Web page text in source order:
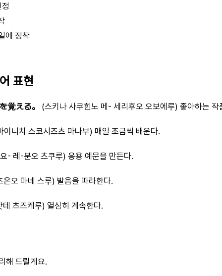
에 정착
표현
覚える。 (스키나 사쿠힌노 메- 세리후오 오보에루) 좋아하는 작
이니치 스코시즈츠 마나부) 매일 조금씩 배운다.
- 레-분오 츠쿠루) 응용 예문을 만든다.
온오 마네 스루) 발음을 따라한다.
테 츠즈케루) 열심히 계속한다.
해 드릴게요.